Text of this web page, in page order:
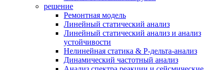
решение
Ремонтная модель
Линейный статический анализ
Линейный статический анализ и анализ
устойчивости
Нелинейная статика & P-дельта-анализ
Динамический частотный анализ